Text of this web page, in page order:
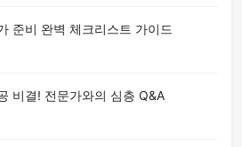
준비 완벽 체크리스트 가이드
비결! 전문가와의 심층 Q&A